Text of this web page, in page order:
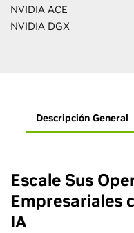
NVIDIA ACE
NVIDIA DGX
Descripción General
Escale Sus
Empresariales
IA